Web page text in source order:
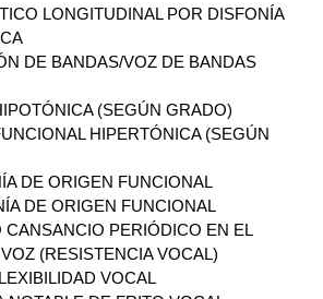
LONGITUDINAL POR DISFONÍA
DE BANDAS/VOZ DE BANDAS
(SEGÚN GRADO)
HIPERTÓNICA (SEGÚN
DE ORIGEN FUNCIONAL
DE ORIGEN FUNCIONAL
CANSANCIO PERIÓDICO EN EL
(RESISTENCIA VOCAL)
VOCAL